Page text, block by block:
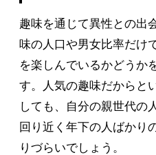
趣味を通じて異性との出
味の人口や男女比率だけ
を楽しんでいるかどうか
す。人気の趣味だからと
しても、自分の親世代の
回り近く年下の人ばかり
りづらいでしょう。